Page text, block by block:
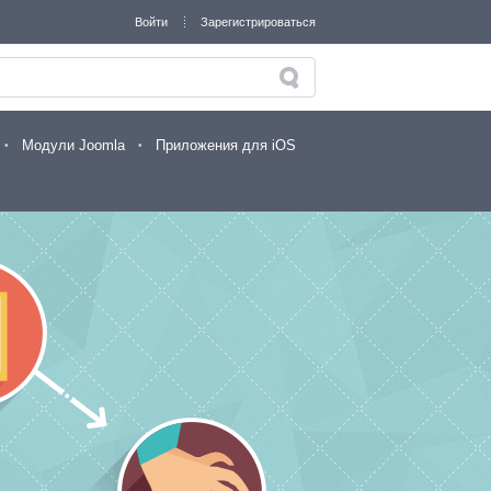
Зарегистрироваться
Войти
Модули Joomla
Приложения для iOS